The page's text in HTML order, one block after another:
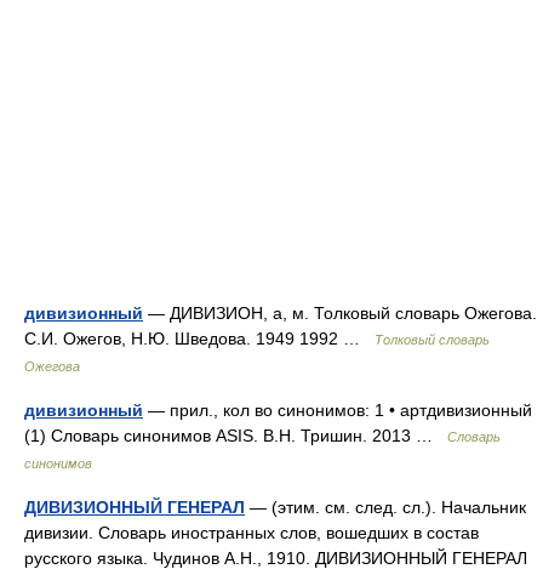
дивизионный — ДИВИЗИОН, а, м. Толковый словарь Ожегова.
С.И. Ожегов, Н.Ю. Шведова. 1949 1992 …
Толковый словарь
Ожегова
дивизионный — прил., кол во синонимов: 1 • артдивизионный
(1) Словарь синонимов ASIS. В.Н. Тришин. 2013 …
Словарь
синонимов
ДИВИЗИОННЫЙ ГЕНЕРАЛ — (этим. см. след. сл.). Начальник
дивизии. Словарь иностранных слов, вошедших в состав
русского языка. Чудинов А.Н., 1910. ДИВИЗИОННЫЙ ГЕНЕРАЛ